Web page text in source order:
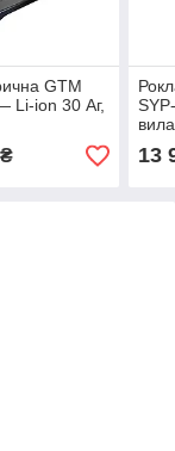
GTM
Li-ion 30 Аг,
13